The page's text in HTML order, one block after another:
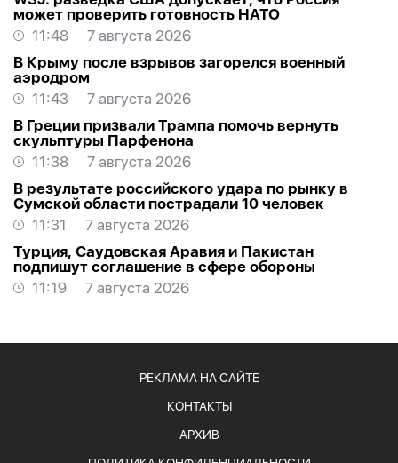
может проверить готовность НАТО
11:48
7 августа 2026
В Крыму после взрывов загорелся военный
аэродром
11:43
7 августа 2026
В Греции призвали Трампа помочь вернуть
скульптуры Парфенона
11:38
7 августа 2026
В результате российского удара по рынку в
Сумской области пострадали 10 человек
11:31
7 августа 2026
Турция, Саудовская Аравия и Пакистан
подпишут соглашение в сфере обороны
11:19
7 августа 2026
РЕКЛАМА НА САЙТЕ
КОНТАКТЫ
АРХИВ